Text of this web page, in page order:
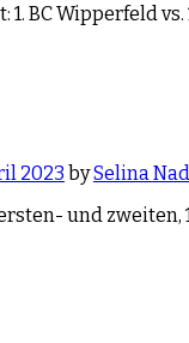
1. BC Wipperfeld
2023 bySelina
und